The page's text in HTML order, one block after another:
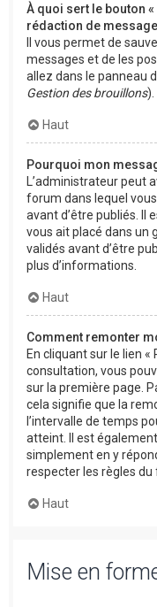
À quoi sert le bouton
rédaction de
Il vous permet de
messages et de les
allez dans le panneau
Gestion des brouillons).
Haut
Pourquoi mon
L’administrateur peut
forum dans lequel
avant d’être publiés. Il
vous ait placé dans un
validés avant d’être
plus d’informations.
Haut
Comment remonter
En cliquant sur le lien
consultation, vous
sur la première page.
cela signifie que la
l’intervalle de temps
atteint. Il est
simplement en y
respecter les règles
Haut
Mise en